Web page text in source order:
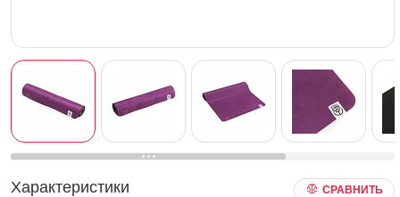
Характеристики СРАВНИТЬ